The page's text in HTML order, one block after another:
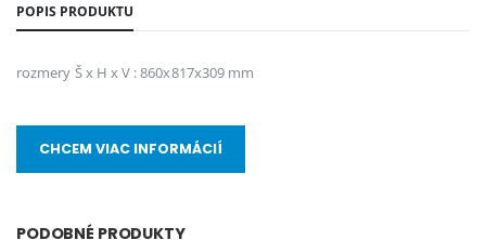
POPIS PRODUKTU
rozmery Š x H x V : 860x817x309 mm
CHCEM VIAC INFORMÁCIÍ
PODOBNÉ PRODUKTY